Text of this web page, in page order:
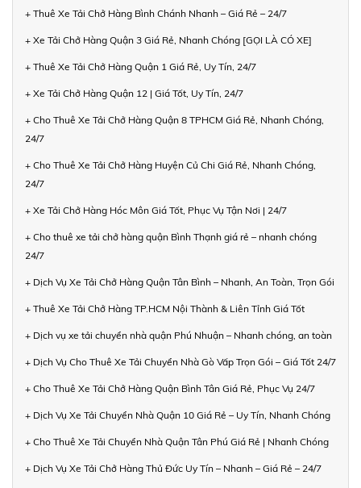
+ Thuê Xe Tải Chở Hàng Bình Chánh Nhanh – Giá Rẻ – 24/7
+ Xe Tải Chở Hàng Quận 3 Giá Rẻ, Nhanh Chóng [GỌI LÀ CÓ XE]
+ Thuê Xe Tải Chở Hàng Quận 1 Giá Rẻ, Uy Tín, 24/7
+ Xe Tải Chở Hàng Quận 12 | Giá Tốt, Uy Tín, 24/7
+ Cho Thuê Xe Tải Chở Hàng Quận 8 TPHCM Giá Rẻ, Nhanh Chóng,
24/7
+ Cho Thuê Xe Tải Chở Hàng Huyện Củ Chi Giá Rẻ, Nhanh Chóng,
24/7
+ Xe Tải Chở Hàng Hóc Môn Giá Tốt, Phục Vụ Tận Nơi | 24/7
+ Cho thuê xe tải chở hàng quận Bình Thạnh giá rẻ – nhanh chóng
24/7
+ Dịch Vụ Xe Tải Chở Hàng Quận Tân Bình – Nhanh, An Toàn, Trọn Gói
+ Thuê Xe Tải Chở Hàng TP.HCM Nội Thành & Liên Tỉnh Giá Tốt
+ Dịch vụ xe tải chuyển nhà quận Phú Nhuận – Nhanh chóng, an toàn
+ Dịch Vụ Cho Thuê Xe Tải Chuyển Nhà Gò Vấp Trọn Gói – Giá Tốt 24/7
+ Cho Thuê Xe Tải Chở Hàng Quận Bình Tân Giá Rẻ, Phục Vụ 24/7
+ Dịch Vụ Xe Tải Chuyển Nhà Quận 10 Giá Rẻ – Uy Tín, Nhanh Chóng
+ Cho Thuê Xe Tải Chuyển Nhà Quận Tân Phú Giá Rẻ | Nhanh Chóng
+ Dịch Vụ Xe Tải Chở Hàng Thủ Đức Uy Tín – Nhanh – Giá Rẻ – 24/7